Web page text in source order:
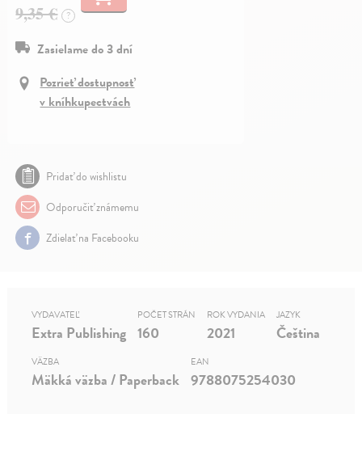
9,35 € ?
Zasielame do 3 dní
Pozrieť dostupnosť
v kníhkupectvách
Pridať do wishlistu
Odporučiť známemu
Zdielať na Facebooku
VYDAVATEĽ
Extra Publishing
POČET STRÁN
160
ROK VYDANIA
2021
JAZYK
Čeština
VÄZBA
Mäkká väzba / Paperback
EAN
9788075254030